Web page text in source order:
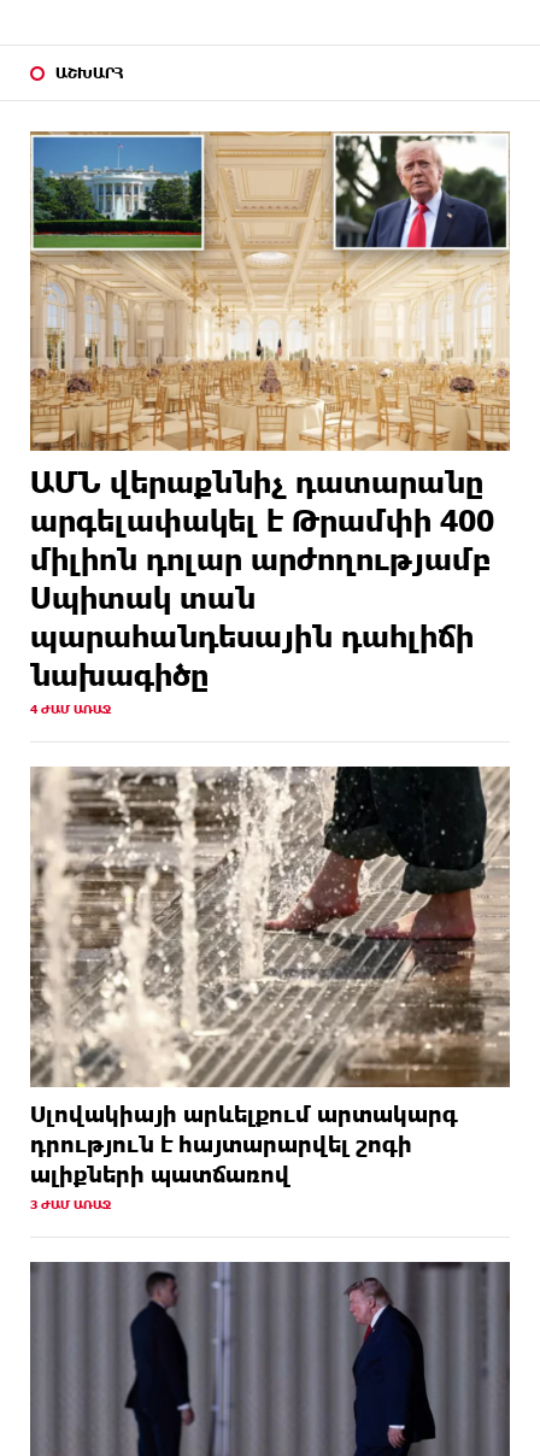
ԱՇԽԱՐՀ
ԱՄՆ վերաքննիչ դատարանը
արգելափակել է Թրամփի 400
միլիոն դոլար արժողությամբ
Սպիտակ տան
պարահանդեսային դահլիճի
նախագիծը
4 ԺԱՄ ԱՌԱՋ
Սլովակիայի արևելքում արտակարգ
դրություն է հայտարարվել շոգի
ալիքների պատճառով
3 ԺԱՄ ԱՌԱՋ